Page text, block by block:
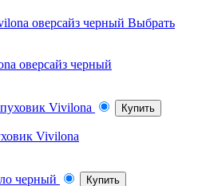
Выбрать
оверсайз черный
Купить
Vivilona
Купить